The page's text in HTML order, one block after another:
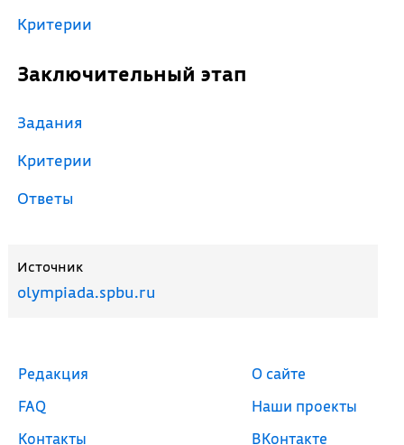
Критерии
Заключительный этап
Задания
Критерии
Ответы
Источник
olympiada.spbu.ru
Редакция
FAQ
Контакты
О сайте
Наши проекты
ВКонтакте